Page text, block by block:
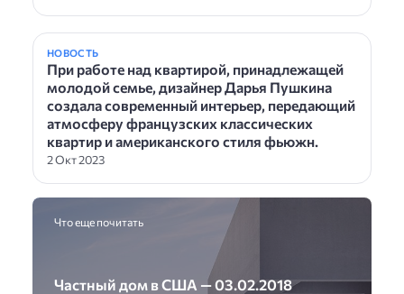
НОВОСТЬ
При работе над квартирой, принадлежащей
молодой семье, дизайнер Дарья Пушкина
создала современный интерьер, передающий
атмосферу французских классических
квартир и американского стиля фьюжн.
2 Окт 2023
Что еще почитать
Частный дом в США — 03.02.2018